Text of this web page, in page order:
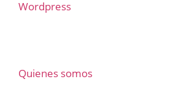
Wordpress
Quienes somos